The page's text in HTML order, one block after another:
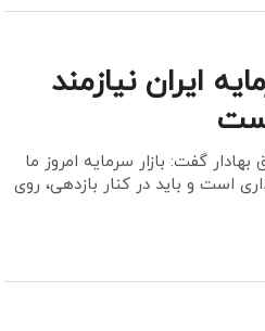
ایران نیازمند
گفت: بازار سرمایه امروز ما
است و باید در کنار بازدهی، روی